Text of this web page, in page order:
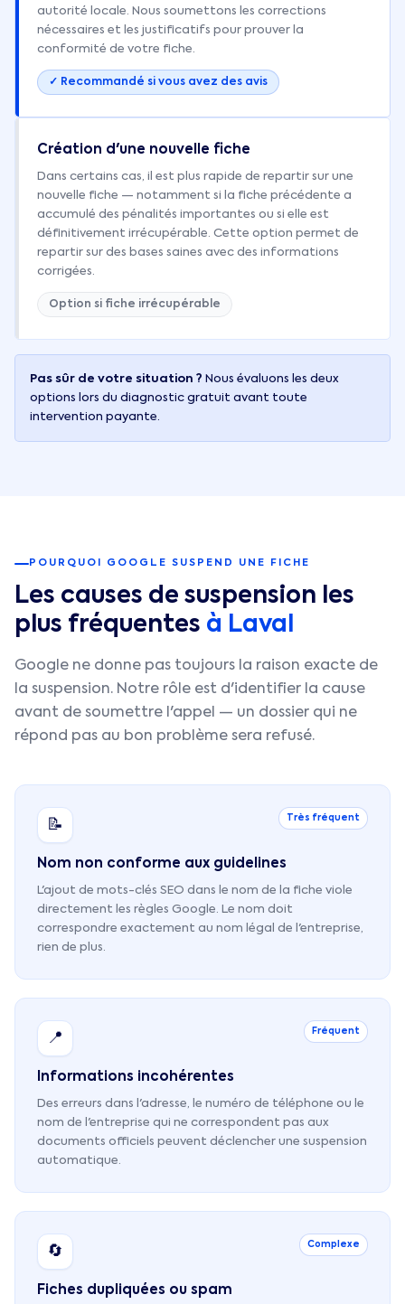
autorité locale. Nous soumettons les corrections
nécessaires et les justificatifs pour prouver la
conformité de votre fiche.
✓ Recommandé si vous avez des avis
Création d'une nouvelle fiche
Dans certains cas, il est plus rapide de repartir sur une
nouvelle fiche — notamment si la fiche précédente a
accumulé des pénalités importantes ou si elle est
définitivement irrécupérable. Cette option permet de
repartir sur des bases saines avec des informations
corrigées.
Option si fiche irrécupérable
Pas sûr de votre situation ? Nous évaluons les deux
options lors du diagnostic gratuit avant toute
intervention payante.
POURQUOI GOOGLE SUSPEND UNE FICHE
Les causes de suspension les
plus fréquentes à Laval
Google ne donne pas toujours la raison exacte de
la suspension. Notre rôle est d'identifier la cause
avant de soumettre l'appel — un dossier qui ne
répond pas au bon problème sera refusé.
📝 Très fréquent
Nom non conforme aux guidelines
L'ajout de mots-clés SEO dans le nom de la fiche viole
directement les règles Google. Le nom doit
correspondre exactement au nom légal de l'entreprise,
rien de plus.
📍 Fréquent
Informations incohérentes
Des erreurs dans l'adresse, le numéro de téléphone ou le
nom de l'entreprise qui ne correspondent pas aux
documents officiels peuvent déclencher une suspension
automatique.
🔄 Complexe
Fiches dupliquées ou spam